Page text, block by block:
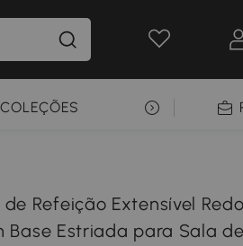
COLEÇÕES SELEÇÃO
Refeição Extensível
Base Estriada para Sala